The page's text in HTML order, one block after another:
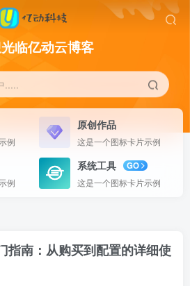
临亿动云博客
例
原创作品
这是一个图标卡片示例
例
系统工具
GO
这是一个图标卡片示例
指南：从购买到配置的详细使